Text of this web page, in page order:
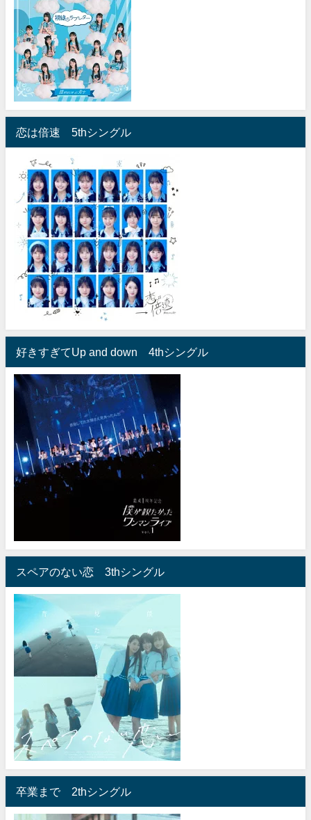
恋は倍速 5thシングル
好きすぎてUp and down 4thシングル
スペアのない恋 3thシングル
卒業まで 2thシングル